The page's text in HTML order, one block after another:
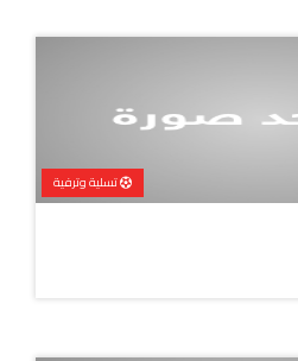
تسلية وترفية